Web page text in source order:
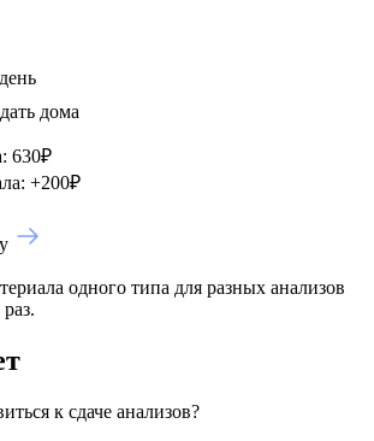
дома
630₽
+200₽
одного типа для разных анализов
к сдаче анализов?